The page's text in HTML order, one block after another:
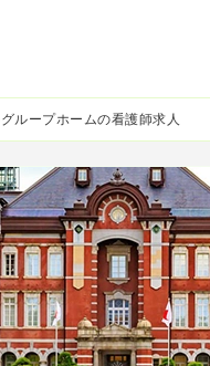
ループホームの看護師求人